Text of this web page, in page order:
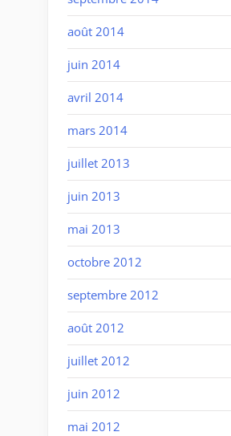
août 2014
juin 2014
avril 2014
mars 2014
juillet 2013
juin 2013
mai 2013
octobre 2012
septembre 2012
août 2012
juillet 2012
juin 2012
mai 2012